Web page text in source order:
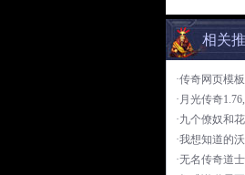
相关
·传奇网页模
·月光传奇
·九个僚奴和
·我想知道的
·无名传奇道